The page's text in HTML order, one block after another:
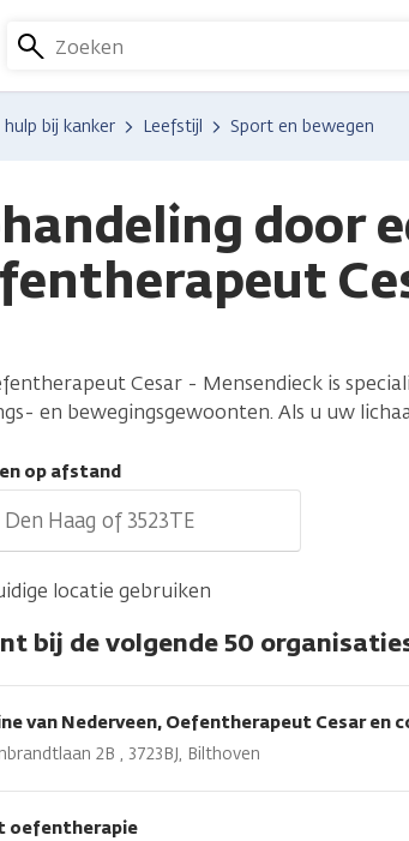
Zoeken
hulp bij kanker Leefstijl Sport en bewegen
door
Cesar - Mensendieck is
en bewegingsgewoonten. Als u uw
op afstand
locatie gebruiken
bij de volgende 50
van Nederveen, Oefentherapeut Cesar en
2B , 3723BJ, Bilthoven
oefentherapie